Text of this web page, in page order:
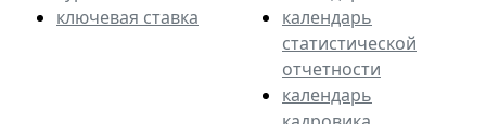
ключевая ставка
календарь
статистической
отчетности
календарь